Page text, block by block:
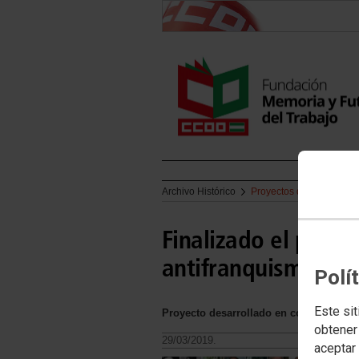
Este
Archivo Histórico Proyectos del Archivo
Finalizado el
antifranquismo de
Proyecto desarrollado en
29/03/2019.